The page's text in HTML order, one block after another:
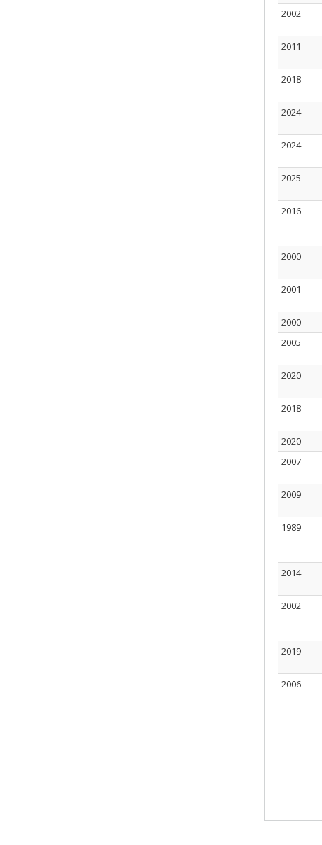
2002
2011
2018
2024
2024
2025
2016
2000
2001
2000
2005
2020
2018
2020
2007
2009
1989
2014
2002
2019
2006